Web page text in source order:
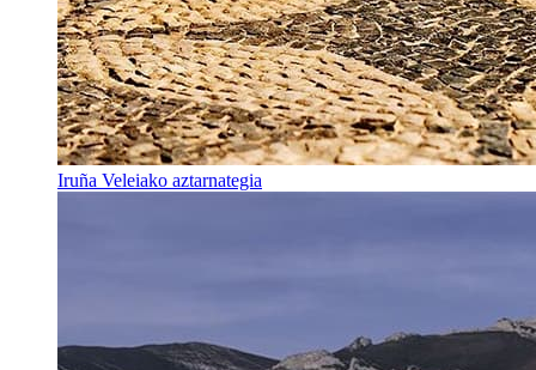
Iruña Veleiako aztarnategia